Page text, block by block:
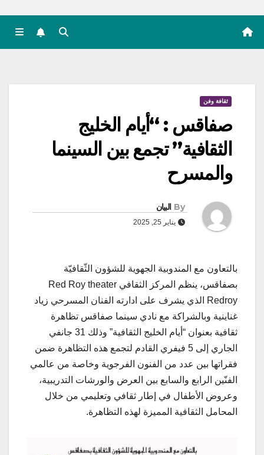
ثقافة وفن
صفاقس : “أيام الخليج
الثقافية” تجمع بين السينما
والمسرح
By البيان
يناير 25, 2025
بالتعاون مع المندوبية الجهوية للشؤون الثّقافيّة
بصفاقس، ينظم المركز الثقافي Red Roy theater
Redroy الذي يشرف على ادارته الفنان المسرحي زياد
غناينية وبالشراكة مع نادي سينما صفاقس تظاهرة
ثقافية بعنوان “أيام الخليج الثقافية” وذلك 31 جانفي
الجاري إلى 5 فيفري القادم لتجمع هذه التظاهرة ضمن
فقراتها بين عدد من الفنون الفرجوية وخاصة من عالمي
الفنّين الرابع والسابع بين العرض والورشات التدريبية،
وعروض الأطفال في إطار ثقافي وتعليمي من خلال
المحامل الثقافية المميزة لهذه التظاهرة.